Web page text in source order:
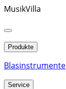
MusikVilla
Produkte
Blasinstrumente
Service